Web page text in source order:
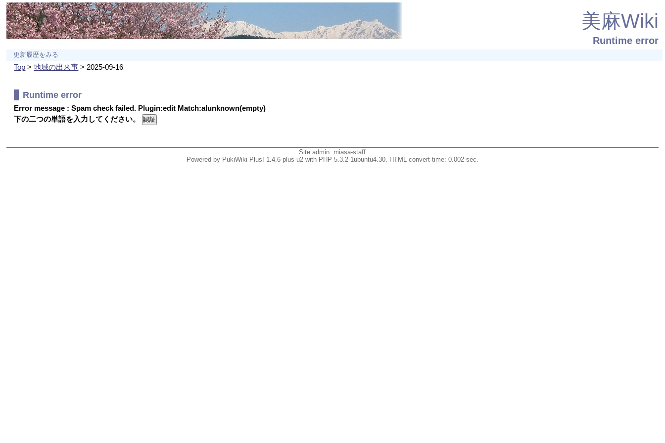
美麻Wiki
Runtime error
更新履歴をみる
Top >地域の出来事 > 2025-09-16
Runtime error
Error message : Spam check failed. Plugin:edit Match:alunknown(empty)
下の二つの単語を入力してください。
Site admin: miasa-staff
Powered by PukiWiki Plus! 1.4.6-plus-u2 with PHP 5.3.2-1ubuntu4.30. HTML convert time: 0.002 sec.